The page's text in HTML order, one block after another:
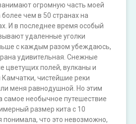
огромную часть моей
чем в 50 странах на
И в последнее время особый
удаленные уголки
с каждым разом убеждаюсь,
удивительная. Снежные
цветущих полей, вулканы и
чистейшие реки
меня равнодушной. Но этим
самое необычное путешествие
размер кита с 10
что это невозможно,